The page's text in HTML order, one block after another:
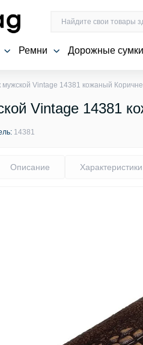
Ремни Дорожные сумки
мужской Vintage 14381 кожаный
Vintage 14381
14381
Описание Характеристики